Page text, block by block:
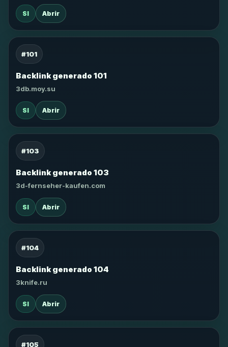
SI Abrir
#101
Backlink generado 101
3db.moy.su
SI Abrir
#103
Backlink generado 103
3d-fernseher-kaufen.com
SI Abrir
#104
Backlink generado 104
3knife.ru
SI Abrir
#105